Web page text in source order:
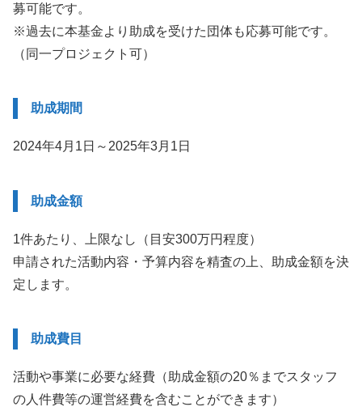
募可能です。
※過去に本基金より助成を受けた団体も応募可能です。
（同一プロジェクト可）
助成期間
2024年4月1日～2025年3月1日
助成金額
1件あたり、上限なし（目安300万円程度）
申請された活動内容・予算内容を精査の上、助成金額を決
定します。
助成費目
活動や事業に必要な経費（助成金額の20％までスタッフ
の人件費等の運営経費を含むことができます）